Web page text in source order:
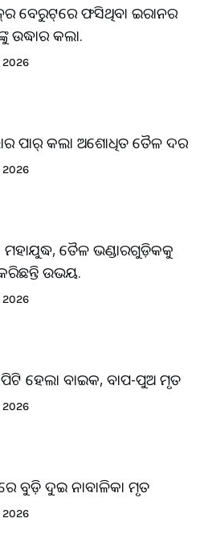
ବେରୁଟ୍‌ରେ ଫସିଥିବା ଇରାନର
ଉଦ୍ଧାର କଲା.
2026
ପାର୍ କଲା ଅଶୋଧିତ ତୈଳ ଦର
2026
ମହାଯୁଦ୍ଧ, ତୈଳ ଭଣ୍ଡାରଗୁଡ଼ିକକୁ
କରିଛନ୍ତି ଉଭୟ.
2026
ହେଲା ବାଇକ, ବାପ-ପୁଅ ମୃତ
2026
ବୁଡ଼ି ଦୁଇ ନାବାଳିକା ମୃତ
2026